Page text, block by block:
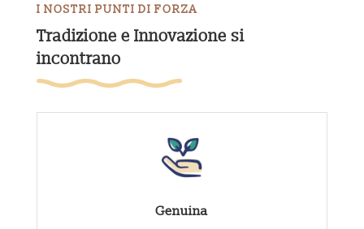
I NOSTRI PUNTI DI FORZA
Tradizione e Innovazione si
incontrano
Genuina